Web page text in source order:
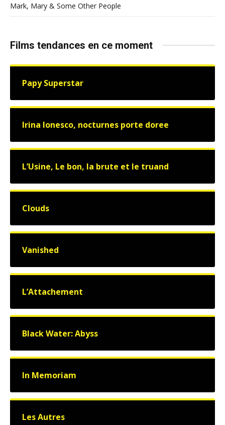
Mark, Mary & Some Other People
Films tendances en ce moment
Papy Superstar
Irina Ionesco, nocturnes porte doree
L’Usine, Le bon, la brute et le truand
Clouds
Vanished
L’Attachement
Black Water: Abyss
In Memoriam
Les Autres